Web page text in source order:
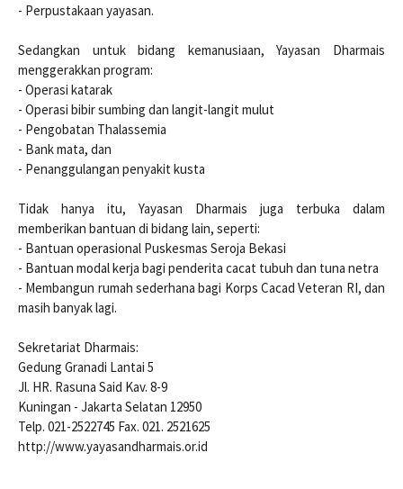
- Perpustakaan yayasan.
Sedangkan untuk bidang kemanusiaan, Yayasan Dharmais
menggerakkan program:
- Operasi katarak
- Operasi bibir sumbing dan langit-langit mulut
- Pengobatan Thalassemia
- Bank mata, dan
- Penanggulangan penyakit kusta
Tidak hanya itu, Yayasan Dharmais juga terbuka dalam
memberikan bantuan di bidang lain, seperti:
- Bantuan operasional Puskesmas Seroja Bekasi
- Bantuan modal kerja bagi penderita cacat tubuh dan tuna netra
- Membangun rumah sederhana bagi Korps Cacad Veteran RI, dan
masih banyak lagi.
Sekretariat Dharmais:
Gedung Granadi Lantai 5
Jl. HR. Rasuna Said Kav. 8-9
Kuningan - Jakarta Selatan 12950
Telp. 021-2522745 Fax. 021. 2521625
http://www.yayasandharmais.or.id